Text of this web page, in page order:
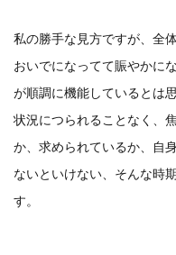
私の勝手な見方ですが、全
おいでになってて賑やかに
が順調に機能しているとは
状況につられることなく、
か、求められているか、自
ないといけない、そんな時
す。